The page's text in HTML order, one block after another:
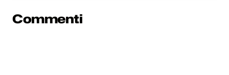
Commenti